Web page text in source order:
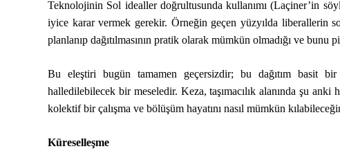
Teknolojinin Sol idealler doğrultusunda kullanımı (Laçiner’in
iyice karar vermek gerekir. Örneğin geçen yüzyılda liberallerin
planlanıp dağıtılmasının pratik olarak mümkün olmadığı ve
Bu eleştiri bugün tamamen geçersizdir; bu dağıtım basit
halledilebilecek bir meseledir. Keza, taşımacılık alanında şu anki
kolektif bir çalışma ve bölüşüm hayatını nasıl mümkün
Küreselleşme